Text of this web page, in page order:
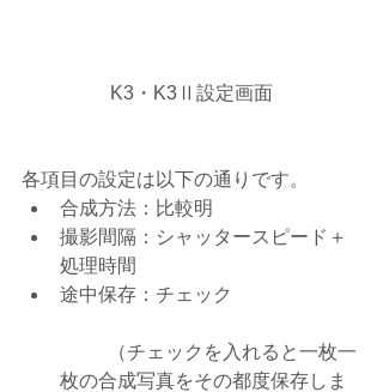
K3・K3Ⅱ設定画面
各項目の設定は以下の通りです。
合成方法：比較明
撮影間隔：シャッタースピード＋
処理時間
途中保存：チェック
枚の合成写真をその都度保存しま